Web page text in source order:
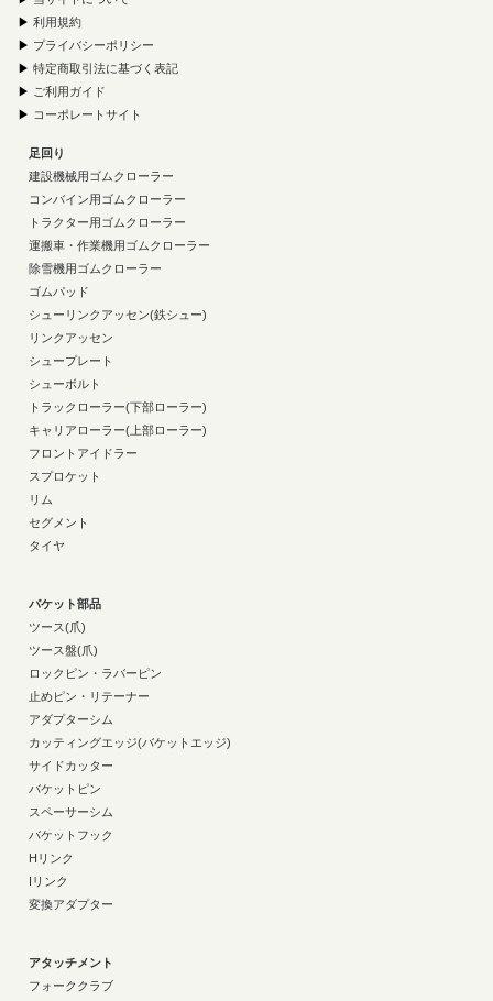
▶ 利用規約
▶ プライバシーポリシー
▶ 特定商取引法に基づく表記
▶ ご利用ガイド
▶ コーポレートサイト
足回り
建設機械用ゴムクローラー
コンバイン用ゴムクローラー
トラクター用ゴムクローラー
運搬車・作業機用ゴムクローラー
除雪機用ゴムクローラー
ゴムパッド
シューリンクアッセン(鉄シュー)
リンクアッセン
シュープレート
シューボルト
トラックローラー(下部ローラー)
キャリアローラー(上部ローラー)
フロントアイドラー
スプロケット
リム
セグメント
タイヤ
バケット部品
ツース(爪)
ツース盤(爪)
ロックピン・ラバーピン
止めピン・リテーナー
アダプターシム
カッティングエッジ(バケットエッジ)
サイドカッター
バケットピン
スペーサーシム
バケットフック
Hリンク
Iリンク
変換アダプター
アタッチメント
フォーククラブ